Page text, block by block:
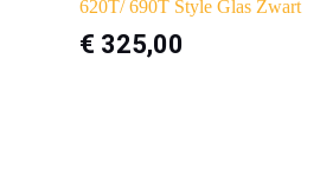
620T/ 690T Style Glas Zwart
€ 325,00